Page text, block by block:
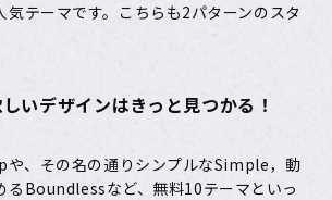
気テーマです。こちらも2パターンのスタ
いデザインはきっと見つかる！
や、その名の通りシンプルなSimple，動
るBoundlessなど、無料10テーマといっ